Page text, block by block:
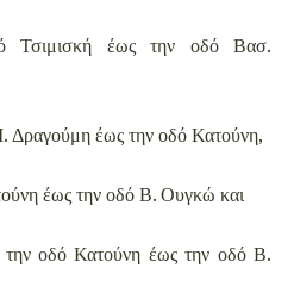
Τσιμισκή έως την οδό Βασ.
Δραγούμη έως την οδό Κατούνη,
έως την οδό Β. Ουγκώ και
οδό Κατούνη έως την οδό Β.